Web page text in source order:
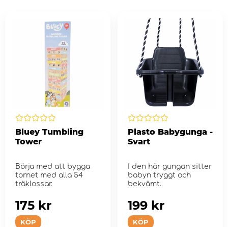
Bluey Tumbling
Tower
Börja med att bygga
tornet med alla 54
träklossar.
KÖP
175 kr
Plasto Babygunga -
Svart
I den här gungan sitter
babyn tryggt och
bekvämt.
KÖP
199 kr